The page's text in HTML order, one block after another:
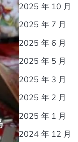
2025 年 10 月
2025 年 7 月
2025 年 6 月
2025 年 5 月
2025 年 3 月
2025 年 2 月
2025 年 1 月
2024 年 12 月